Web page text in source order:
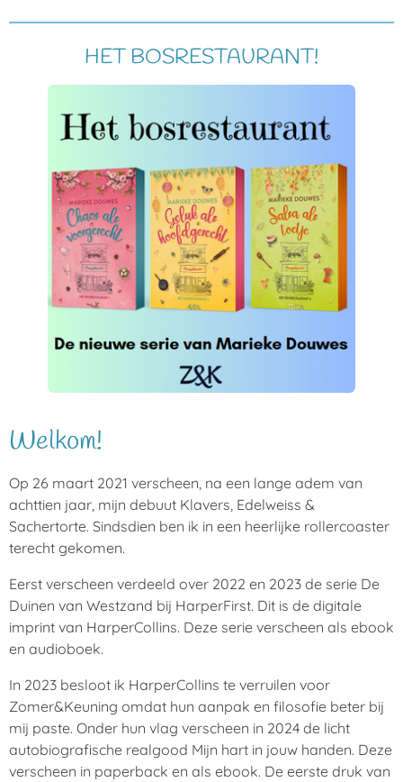
HET BOSRESTAURANT!
Welkom!
Op 26 maart 2021 verscheen, na een lange adem van
achttien jaar, mijn debuut Klavers, Edelweiss &
Sachertorte. Sindsdien ben ik in een heerlijke rollercoaster
terecht gekomen.
Eerst verscheen verdeeld over 2022 en 2023 de serie De
Duinen van Westzand bij HarperFirst. Dit is de digitale
imprint van HarperCollins. Deze serie verscheen als ebook
en audioboek.
In 2023 besloot ik HarperCollins te verruilen voor
Zomer&Keuning omdat hun aanpak en filosofie beter bij
mij paste. Onder hun vlag verscheen in 2024 de licht
autobiografische realgood Mijn hart in jouw handen. Deze
verscheen in paperback en als ebook. De eerste druk van